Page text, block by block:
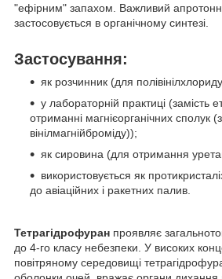
"ефірним" запахом. Важливий
застосовується в органічному синтезі.
Застосування:
як розчинник (для
у лабораторній практиці (замість
отриманні магнієорганічних сполук
вінілмагнійброміду));
як сировина (для отримання
використовується як
до авіаційних і ракетних палив.
Тетрагідрофуран проявляє
до 4-го класу небезпеки. У високих
повітряному середовищі